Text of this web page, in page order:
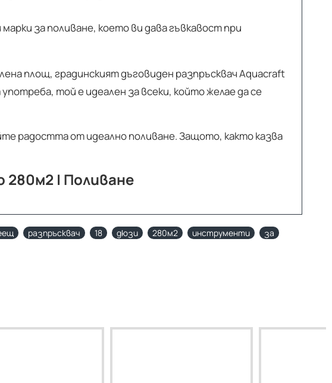
за поливане, което ви дава гъвкавост при
площ, градинският дъговиден разпръсквач Aquacraft
той е идеален за всеки, който желае да се
радостта от идеално поливане. Защото, както казва
280м2 | Поливане
разпръсквач 18 дюзи 280м2 инструменти
за